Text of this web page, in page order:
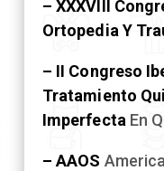
– XXXVIII
Ortopedia Y
– II Congreso
Tratamiento
Imperfecta En
– AAOS